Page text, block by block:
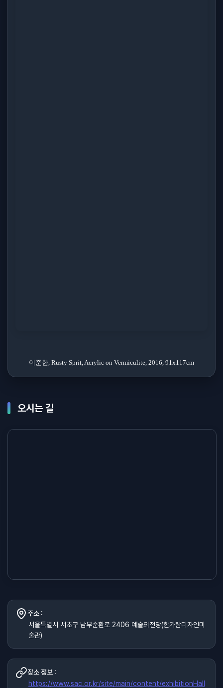
이준한, Rusty Sprit, Acrylic on Vermiculite, 2016, 91x117cm
오시는 길
주소 :
서울특별시 서초구 남부순환로 2406 예술의전당(한가람디자인미
술관)
장소 정보 :
https://www.sac.or.kr/site/main/content/exhibitionHall